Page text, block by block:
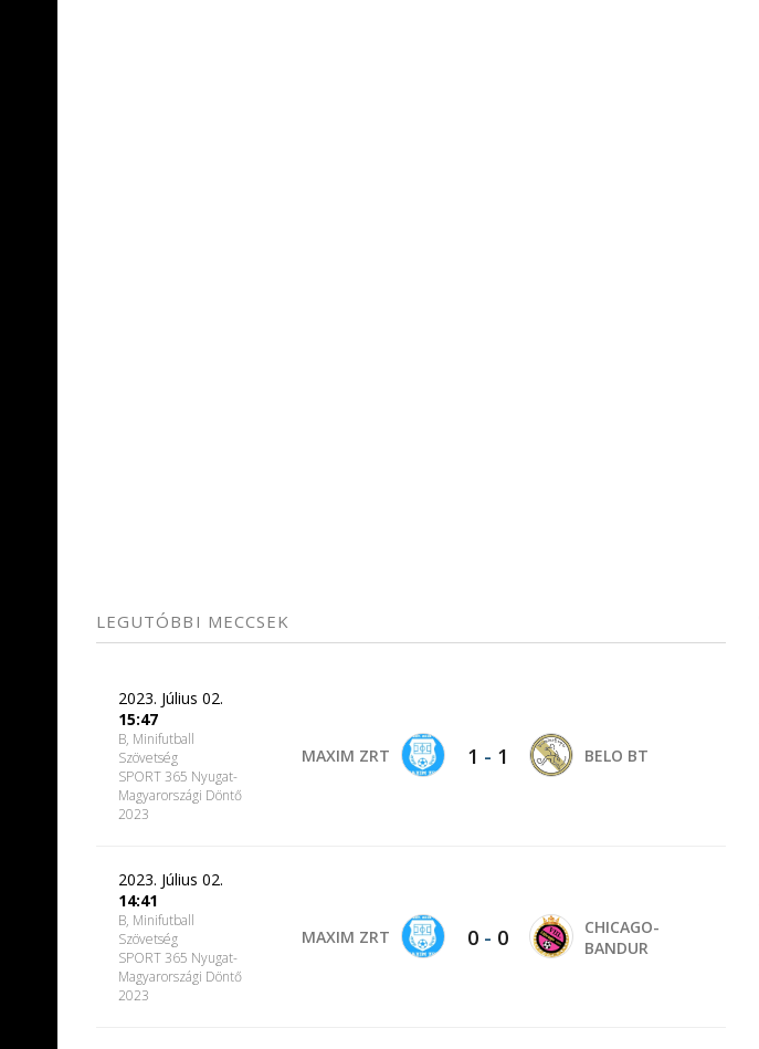
LEGUTÓBBI MECCSEK
2023. Július 02.
15:47
B, Minifutball
Szövetség
SPORT 365 Nyugat-
Magyarországi Döntő
2023
MAXIM ZRT 1 - 1 BELO BT
2023. Július 02.
14:41
B, Minifutball
Szövetség
SPORT 365 Nyugat-
Magyarországi Döntő
2023
MAXIM ZRT 0- 0
CHICAGO-
BANDUR